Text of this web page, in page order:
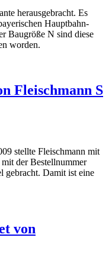
herausgebracht. Es
Hauptbahn-
Baugröße N sind diese
worden.
Fleischmann S
stellte Fleischmann mit
der Bestellnummer
gebracht. Damit ist eine
von